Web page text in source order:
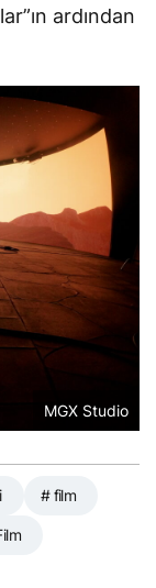
ardından
MGX Studio
# film